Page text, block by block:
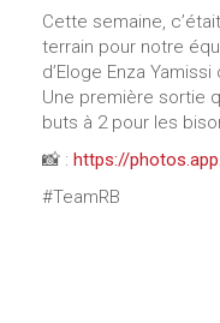
Cette semaine,
terrain pour notre
d’Eloge Enza
Une première sortie
buts à 2 pour les
📸 : https://
#TeamRB